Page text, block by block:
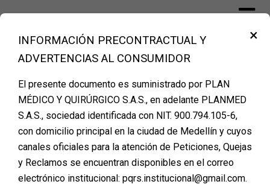
contentFinanciación Cirugía Plástica Medellín –
PLANMED
Categoría:
FinanciaciónCirugíaPlástica
×
INFORMACIÓN PRECONTRACTUAL Y
ADVERTENCIAS AL CONSUMIDOR
El presente documento es suministrado por PLAN
MÉDICO Y QUIRÚRGICO S.A.S., en adelante PLANMED
S.A.S., sociedad identificada con NIT. 900.794.105-6,
con domicilio principal en la ciudad de Medellín y cuyos
canales oficiales para la atención de Peticiones, Quejas
y Reclamos se encuentran disponibles en el correo
electrónico institucional: pqrs.institucional@gmail.com.